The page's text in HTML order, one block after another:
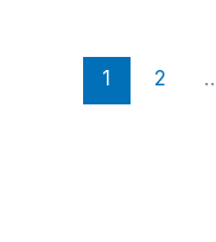
ECONOMIQUE
1 2